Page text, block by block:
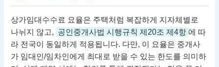
상가임대수수료 요율은 주택처럼 복잡하게 지자체별로
나뉘지 않고, 공인중개사법 시행규칙 제20조 제4항 에 따
라 전국이 동일하게 적용됩니다. 다만, 이 요율은 중개사
가 임대인/임차인에게 최대로 받을 수 있는 한도를 의미하